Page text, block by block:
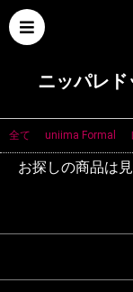
ニッパレ
全て uniima Formal
お探しの商品は